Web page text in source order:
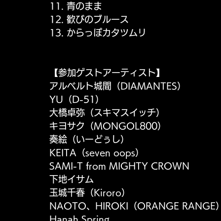
11. 青のまま
12. 歓びのブルース
13. からっぽカタツムリ
【参加ゲストアーティスト】
アルベルト城間（DIAMANTES）
YU（D-51）
大橋卓弥（スキマスイッチ）
キヨサク（MONGOL800）
奏絵（いーどぅし）
KEITA（seven oops）
SAMI-T from MIGHTY CROWN
下地イサム
玉城千春（Kiroro）
NAOTO、HIROKI（ORANGE RANGE